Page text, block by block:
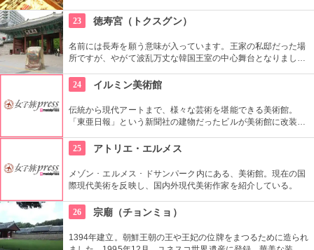
りなど製作体験もできます。見てたのしい、作って楽しい工房
です。
23 徳寿宮（トクスグン）
名前には長寿を願う意味が入っています。王家の私邸だった場
所ですが、やがて波乱万丈な韓国王室の中心舞台となりまし
のスタイルと東洋のスタイルがミックスされた面白い造りとな
っています。
24 イルミン美術館
伝統から現代アートまで、様々な芸術を堪能できる美術館。
「東亜日報」という新聞社の建物だったビルが美術館に改装。
い物や散歩の合間にたまには美術鑑賞の時間を取り入れてみる
のもいかがでしょう。
25 アトリエ・エルメス
メゾン ･ エルメス ･ ドサンパーク内にある、美術館。現在の国
際現代美術を反映し、国内外現代美術作家を紹介している。
26 宗廟（チョンミョ）
1394年建立。朝鮮王朝の王や王妃の位牌をまつるために造られ